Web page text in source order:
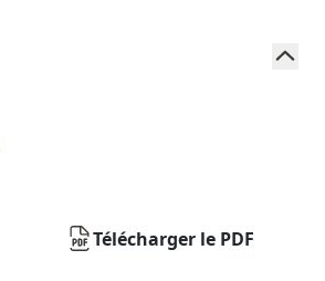
Télécharger le PDF